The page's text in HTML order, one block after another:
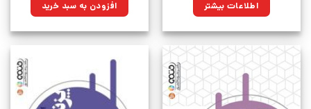
اطلاعات بیشتر بود.
افزودن به سبد خرید